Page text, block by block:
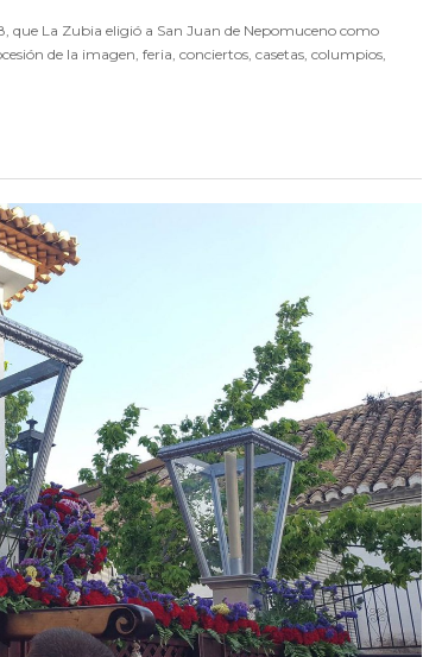
que La Zubia eligió a San Juan de Nepomuceno como
de la imagen, feria, conciertos, casetas, columpios,